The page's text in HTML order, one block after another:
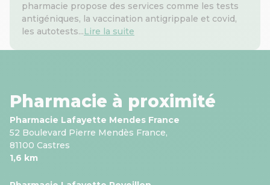
pharmacie propose des services comme les tests
antigéniques, la vaccination antigrippale et covid,
les autotests...Lire la suite
Pharmacie à proximité
Pharmacie Lafayette Mendes France
52 Boulevard Pierre Mendès France,
81100 Castres
1,6 km